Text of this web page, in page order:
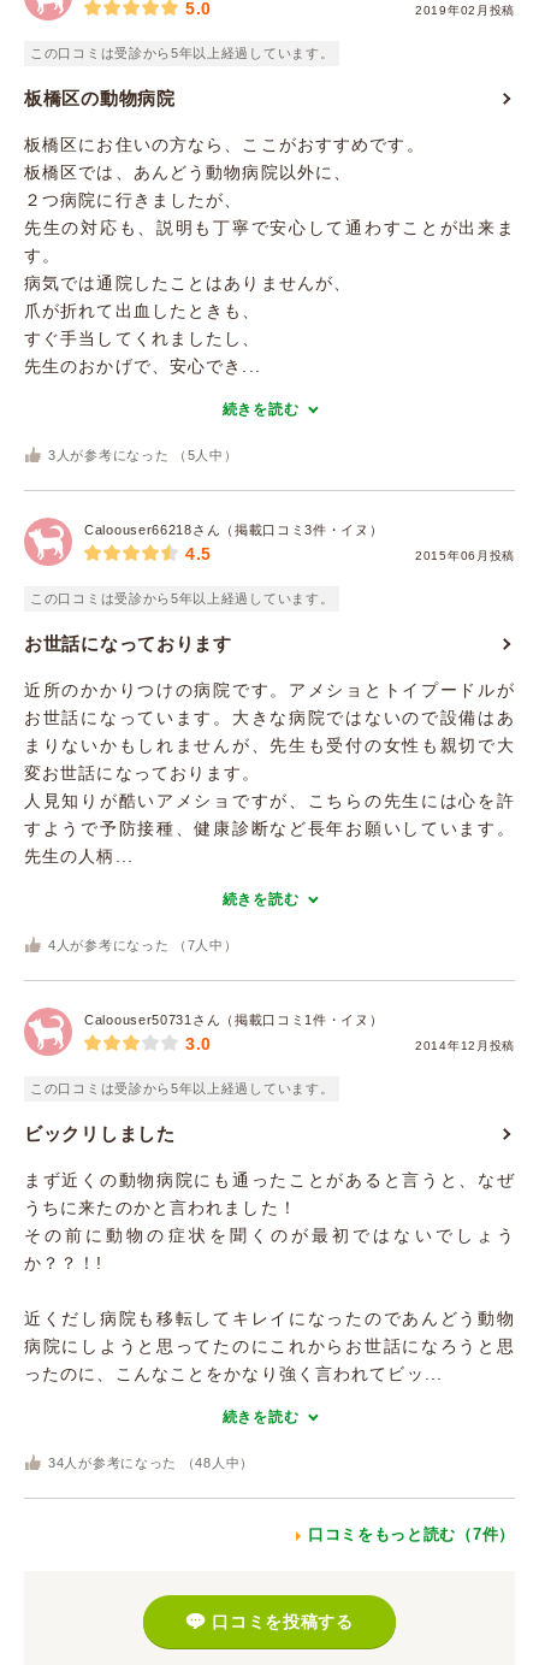
2019年02月投稿
5.0
この口コミは受診から5年以上経過しています。
板橋区の動物病院
板橋区にお住いの方なら、ここがおすすめです。
板橋区では、あんどう動物病院以外に、
２つ病院に行きましたが、
先生の対応も、説明も丁寧で安心して通わすことが出来ま
す。
病気では通院したことはありませんが、
爪が折れて出血したときも、
すぐ手当してくれましたし、
先生のおかげで、安心でき...
続きを読む
3 人が参考になった （ 5 人中）
Caloouser66218さん（掲載口コミ3件・イヌ）
2015年06月投稿
4.5
この口コミは受診から5年以上経過しています。
お世話になっております
近所のかかりつけの病院です。アメショとトイプードルが
お世話になっています。大きな病院ではないので設備はあ
まりないかもしれませんが、先生も受付の女性も親切で大
変お世話になっております。
人見知りが酷いアメショですが、こちらの先生には心を許
すようで予防接種、健康診断など長年お願いしています。
先生の人柄...
続きを読む
4 人が参考になった （ 7 人中）
Caloouser50731さん（掲載口コミ1件・イヌ）
2014年12月投稿
3.0
この口コミは受診から5年以上経過しています。
ビックリしました
まず近くの動物病院にも通ったことがあると言うと、なぜ
うちに来たのかと言われました！
その前に動物の症状を聞くのが最初ではないでしょう
か？？！!
近くだし病院も移転してキレイになったのであんどう動物
病院にしようと思ってたのにこれからお世話になろうと思
ったのに、こんなことをかなり強く言われてビッ...
続きを読む
34 人が参考になった （48 人中）
口コミをもっと読む（7件）
口コミを投稿する